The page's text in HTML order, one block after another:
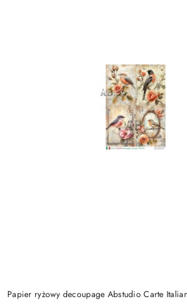
Papier ryżowy decoupage Abstudio Carte